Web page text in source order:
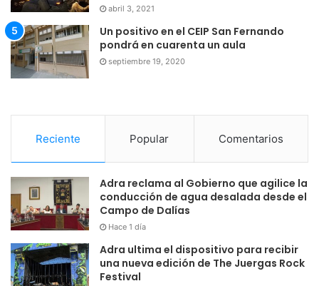
abril 3, 2021
Un positivo en el CEIP San Fernando
pondrá en cuarenta un aula
septiembre 19, 2020
Reciente Popular Comentarios
Adra reclama al Gobierno que agilice la
conducción de agua desalada desde el
Campo de Dalías
Hace 1 día
Adra ultima el dispositivo para recibir
una nueva edición de The Juergas Rock
Festival